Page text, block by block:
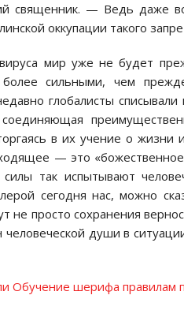
священник. — Ведь даже
оккупации такого
мир уже не будет
сильными, чем
глобалисты
в их учение о
— это
так испытывают
сегодня нас, можно
просто сохранения
души в
Обучение шерифа правилам